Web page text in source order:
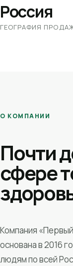
Россия
ГЕОГРАФИЯ
О КОМПАНИИ
Почти
сфере
Компания
основана в 2016
людям по всей